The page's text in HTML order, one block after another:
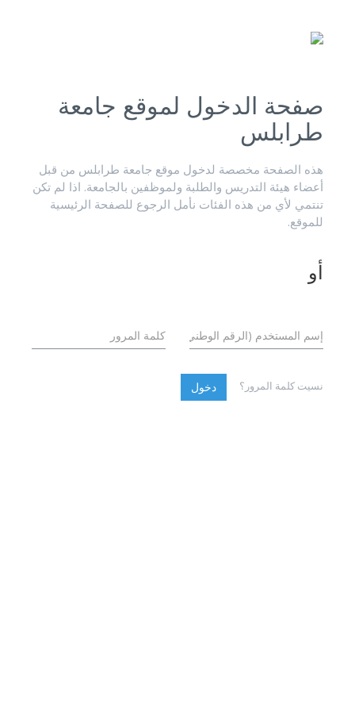
صفحة الدخول لموقع جامعة
طرابلس
هذه الصفحة مخصصة لدخول موقع جامعة طرابلس من قبل
أعضاء هيئة التدريس والطلبة ولموظفين بالجامعة. اذا لم تكن
تنتمي لأي من هذه الفئات نأمل الرجوع للصفحة الرئيسية
للموقع.
أو
نسيت كلمة المرور؟ دخول